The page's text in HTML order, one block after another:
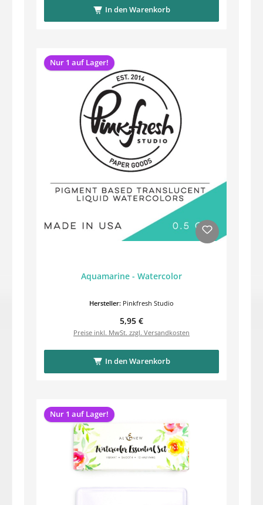
In den Warenkorb
Nur 1 auf Lager!
Aquamarine - Watercolor
Hersteller: Pinkfresh Studio
Regulärer Preis:
5,95 €
Preise inkl. MwSt. zzgl. Versandkosten
In den Warenkorb
Nur 1 auf Lager!